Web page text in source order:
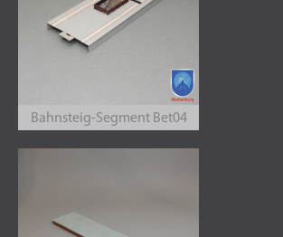
Bahnsteig-Segment Bet04